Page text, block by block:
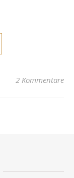
2 Kommentare